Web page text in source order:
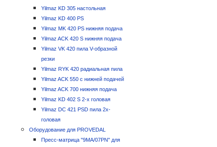
Yilmaz KD 305 настольная
Yilmaz KD 400 PS
Yilmaz MK 420 PS нижняя подача
Yilmaz ACK 420 S нижняя подача
Yilmaz VK 420 пила V-образной
резки
Yilmaz RYK 420 радиальная пила
Yilmaz ACK 550 с нижней подачей
Yilmaz ACK 700 нижняя подача
Yilmaz KD 402 S 2-х головая
Yilmaz DC 421 PSD пила 2х-
головая
Оборудование для PROVEDAL
Пресс-матрица "9MA/07PN" для